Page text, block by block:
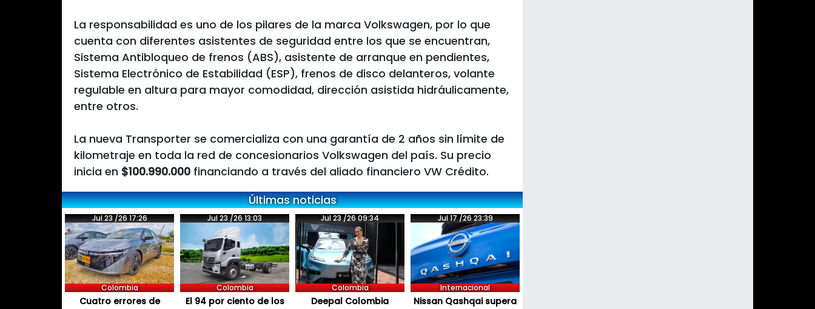
La responsabilidad es uno de los pilares de la marca Volkswagen, por lo que
cuenta con diferentes asistentes de seguridad entre los que se encuentran,
Sistema Antibloqueo de frenos (ABS), asistente de arranque en pendientes,
Sistema Electrónico de Estabilidad (ESP), frenos de disco delanteros, volante
regulable en altura para mayor comodidad, dirección asistida hidráulicamente,
entre otros.
La nueva Transporter se comercializa con una garantía de 2 años sin límite de
kilometraje en toda la red de concesionarios Volkswagen del país. Su precio
inicia en $100.990.000 financiando a través del aliado financiero VW Crédito.
Últimas noticias
Jul 23 /26 17:26
Colombia
Cuatro errores de
Jul 23 /26 13:03
Colombia
El 94 por ciento de los
Jul 23 /26 09:34
Colombia
Deepal Colombia
Jul 17 /26 23:39
Internacional
Nissan Qashqai supera